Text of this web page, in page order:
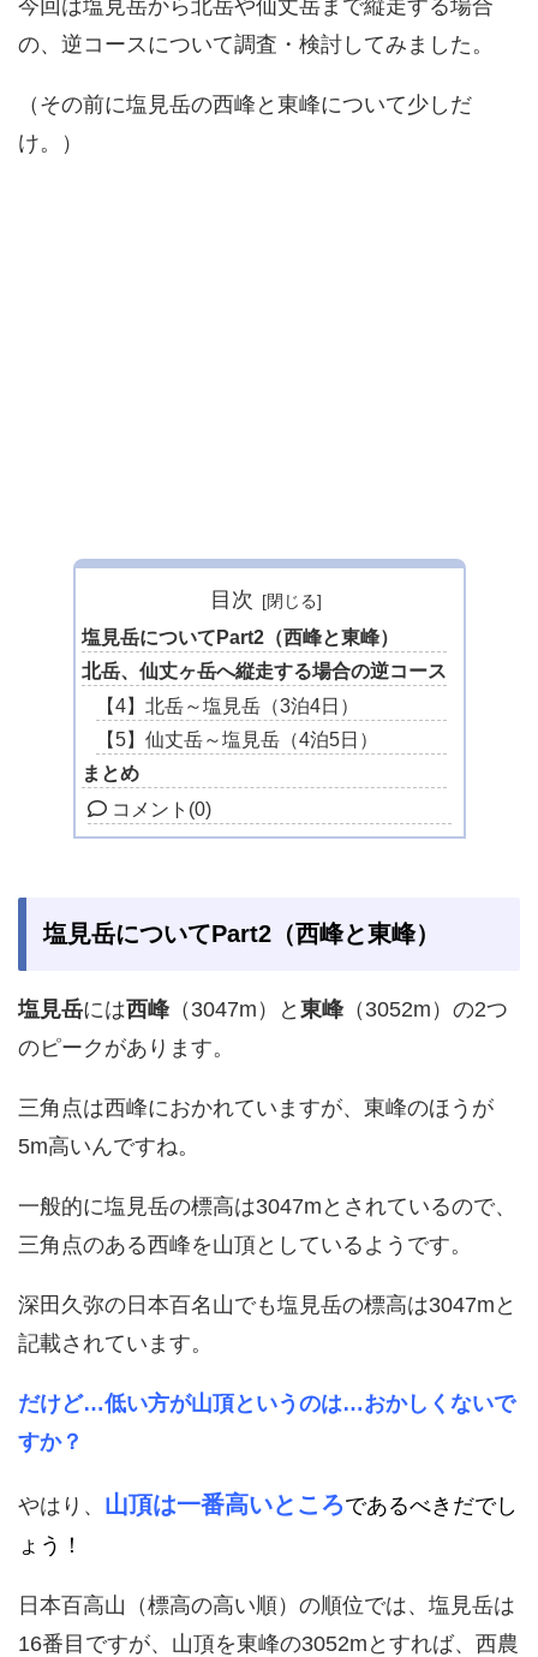
今回は塩見岳から北岳や仙丈岳まで縦走する場合
の、逆コースについて調査・検討してみました。
（その前に塩見岳の西峰と東峰について少しだ
け。）
目次
塩見岳についてPart2（西峰と東峰）
北岳、仙丈ヶ岳へ縦走する場合の逆コース
【4】北岳～塩見岳（3泊4日）
【5】仙丈岳～塩見岳（4泊5日）
まとめ
コメント (0)
塩見岳についてPart2（西峰と東峰）
塩見岳には西峰 （3047m）と 東峰 （3052m）の2つ
のピークがあります。
三角点は西峰におかれていますが、東峰のほうが
5m高いんですね。
一般的に塩見岳の標高は3047mとされているので、
三角点のある西峰を山頂としているようです。
深田久弥の日本百名山でも塩見岳の標高は3047mと
記載されています。
だけど…低い方が山頂というのは…おかしくないで
すか？
やはり、 山頂は一番高いところであるべきだでし
ょう！
日本百高山（標高の高い順）の順位では、塩見岳は
16番目ですが、山頂を東峰の3052mとすれば、西農